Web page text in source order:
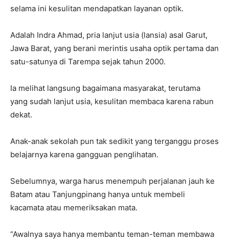
selama ini kesulitan mendapatkan layanan optik.
Adalah Indra Ahmad, pria lanjut usia (lansia) asal Garut,
Jawa Barat, yang berani merintis usaha optik pertama dan
satu-satunya di Tarempa sejak tahun 2000.
Ia melihat langsung bagaimana masyarakat, terutama
yang sudah lanjut usia, kesulitan membaca karena rabun
dekat.
Anak-anak sekolah pun tak sedikit yang terganggu proses
belajarnya karena gangguan penglihatan.
Sebelumnya, warga harus menempuh perjalanan jauh ke
Batam atau Tanjungpinang hanya untuk membeli
kacamata atau memeriksakan mata.
“Awalnya saya hanya membantu teman-teman membawa